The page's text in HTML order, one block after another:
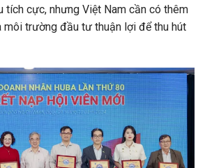
tích cực, nhưng Việt Nam cần có thêm
môi trường đầu tư thuận lợi để thu hút